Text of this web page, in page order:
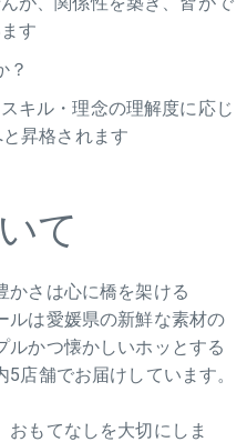
す
？
キル・理念の理解度に応じ
昇格されます
て
さは心に橋を架ける
ルは愛媛県の新鮮な素材の
ルかつ懐かしいホッとする
店舗でお届けしています。
もてなしを大切にしま